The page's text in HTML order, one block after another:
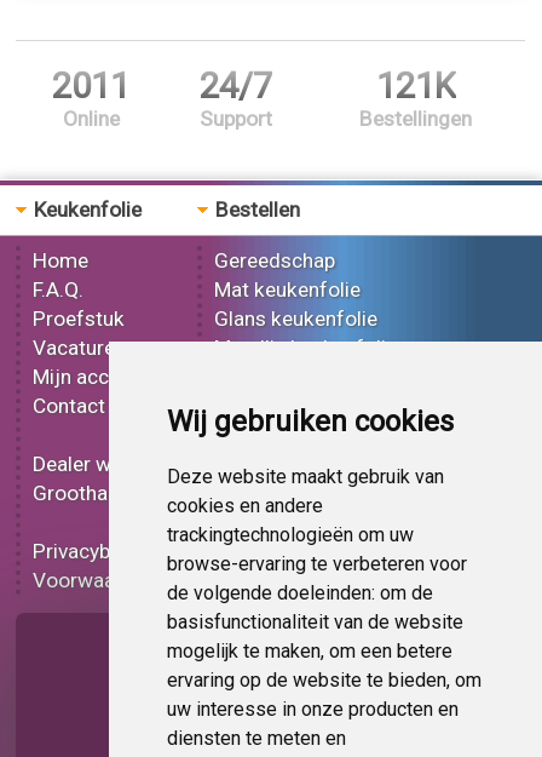
Wij gebruiken cookies
Deze website maakt gebruik van
cookies en andere
trackingtechnologieën om uw
browse-ervaring te verbeteren voor
de volgende doeleinden: om de
basisfunctionaliteit van de website
mogelijk te maken, om een betere
ervaring op de website te bieden, om
uw interesse in onze producten en
diensten te meten en
2011
Online
24/7
Support
121K
Bestellingen
Keukenfolie
Home
F.A.Q.
Proefstuk
Vacatures
Mijn account
Contact
Dealer worden
Groothandel
Privacybeleid
Voorwaarden
Bestellen
Gereedschap
Mat keukenfolie
Glans keukenfolie
Metallic keukenfolie
Effect keukenfolie
Bedrukt keukenfolie
Carbon keukenfolie
Lampen folie
Functionele folie
Keukenfolie korting
Op bestelling
Pagina delen